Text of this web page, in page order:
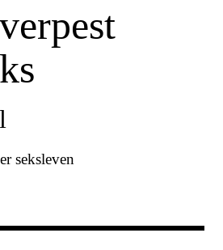
seksleven